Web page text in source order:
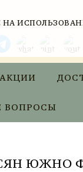
АКЦИИ
ВОПРОСЫ
ЮЖНО